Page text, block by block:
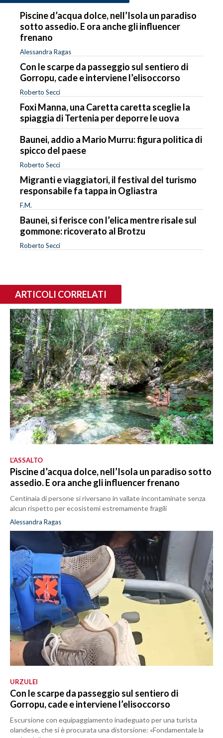
Piscine d’acqua dolce, nell’Isola un paradiso
sotto assedio. E ora anche gli influencer
frenano
Alessandra Ragas
Con le scarpe da passeggio sul sentiero di
Gorropu, cade e interviene l’elisoccorso
Roberto Secci
Foxi Manna, una Caretta caretta sceglie la
spiaggia di Tertenia per deporre le uova
Baunei, addio a Mario Murru: figura politica di
spicco del paese
Roberto Secci
Migranti e viaggiatori, il festival del turismo
responsabile fa tappa in Ogliastra
F.M.
Baunei, si ferisce con l’elica mentre risale sul
gommone: ricoverato al Brotzu
Roberto Secci
ARTICOLI CORRELATI
L’ASSALTO
Piscine d’acqua dolce, nell’Isola un paradiso sotto
assedio. E ora anche gli influencer frenano
Centinaia di persone si riversano in vallate incontaminate senza
alcun rispetto per ecosistemi estremamente fragili
Alessandra Ragas
URZULEI
Con le scarpe da passeggio sul sentiero di
Gorropu, cade e interviene l’elisoccorso
Escursione con equipaggiamento inadeguato per una turista
olandese, che si è procurata una distorsione: «Fondamentale la